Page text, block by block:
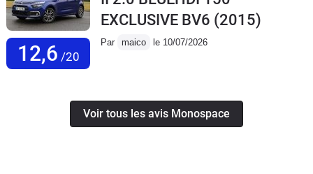
12,6 /20
EXCLUSIVE BV6 (2015)
Par maico le 10/07/2026
Voir tous les avis Monospace